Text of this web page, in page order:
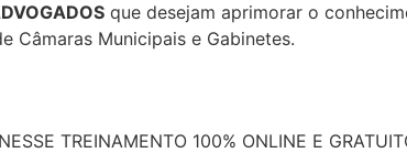
que desejam aprimorar o
Câmaras Municipais e Gabinetes.
TREINAMENTO 100% ONLINE E